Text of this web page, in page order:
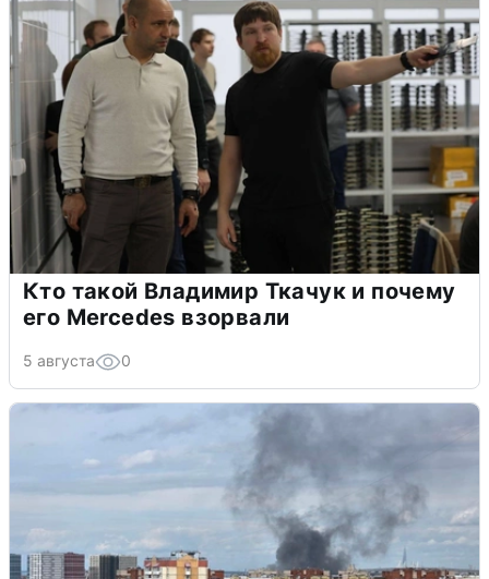
Кто такой Владимир Ткачук и почему
его Mercedes взорвали
5 августа 0